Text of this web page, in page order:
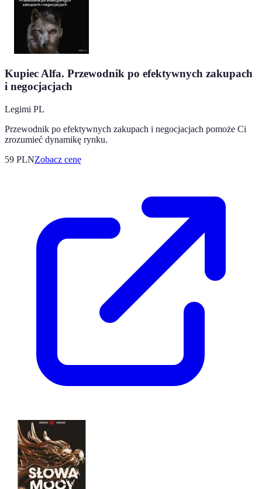
Kupiec Alfa. Przewodnik po efektywnych zakupach
i negocjacjach
Legimi PL
Przewodnik po efektywnych zakupach i negocjacjach pomoże Ci
zrozumieć dynamikę rynku.
59 PLNZobacz cenę